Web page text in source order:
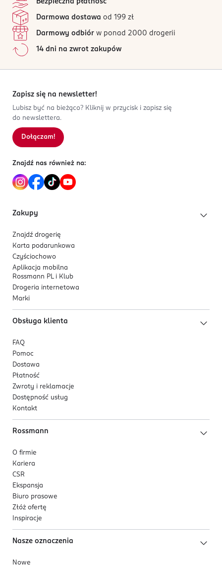
Bezpieczna płatność
Darmowa dostawa od 199 zł
Darmowy odbiór w ponad 2000 drogerii
14 dni na zwrot zakupów
Zapisz się na newsletter!
Lubisz być na bieżąco? Kliknij w przycisk i zapisz się
do newslettera.
Dołączam!
Znajdź nas również na:
Zakupy
Znajdź drogerię
Karta podarunkowa
Czyściochowo
Aplikacja mobilna
Rossmann PL i Klub
Drogeria internetowa
Marki
Obsługa klienta
FAQ
Pomoc
Dostawa
Płatność
Zwroty i reklamacje
Dostępność usług
Kontakt
Rossmann
O firmie
Kariera
CSR
Ekspansja
Biuro prasowe
Złóż ofertę
Inspiracje
Nasze oznaczenia
Nowe